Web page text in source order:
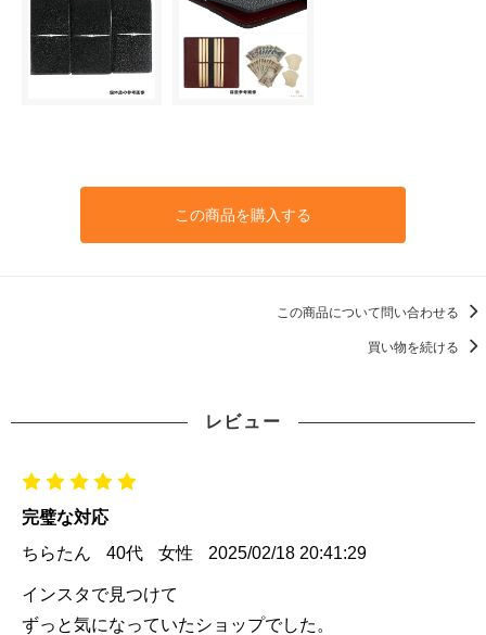
この商品を購入する
この商品について問い合わせる
買い物を続ける
レビュー
完璧な対応
ちらたん
40代 女性 2025/02/18 20:41:29
インスタで見つけて
ずっと気になっていたショップでした。